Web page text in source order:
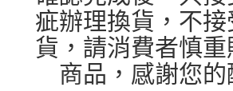
疵辦理換貨，不
貨，請消費者慎
商品，感謝您的